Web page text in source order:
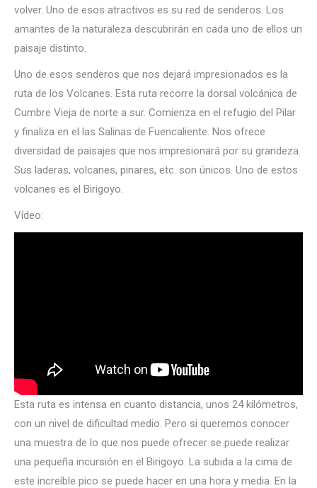
volver. Uno de esos atractivos es su red de senderos. Los
amantes de la naturaleza descubrirán en cada uno de ellos un
paisaje distinto.
Uno de esos senderos que nos dejará impresionados es la
ruta de los Volcanes. Esta ruta recorre la dorsal volcánica de
Cumbre Vieja de norte a sur. Comienza en el refugio del Pilar
y finaliza en el las Salinas de Fuencaliente. Nos ofrece
diversidad de paisajes que nos impresionará por su grandeza.
Sus laderas, volcanes, pinares, etc. son únicos. Uno de estos
volcanes es el Birigoyo.
Vídeo:
Esta ruta es intensa en cuanto distancia, unos 24 kilómetros,
con un nivel de dificultad medio. Pero si queremos conocer
una muestra de lo que nos puede ofrecer se puede realizar
una pequeña incursión en el Birigoyo. La subida a la cima de
este increíble pico se puede hacer en una hora y media. En la